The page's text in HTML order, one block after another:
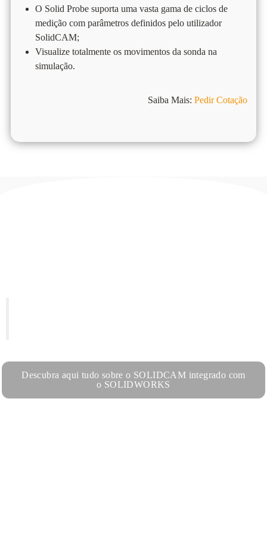
O Solid Probe suporta uma vasta gama de ciclos de
medição com parâmetros definidos pelo utilizador
SolidCAM;
Visualize totalmente os movimentos da sonda na
simulação.
Saiba Mais: Pedir Cotação
Descubra aqui tudo sobre o SOLIDCAM integrado com
o SOLIDWORKS